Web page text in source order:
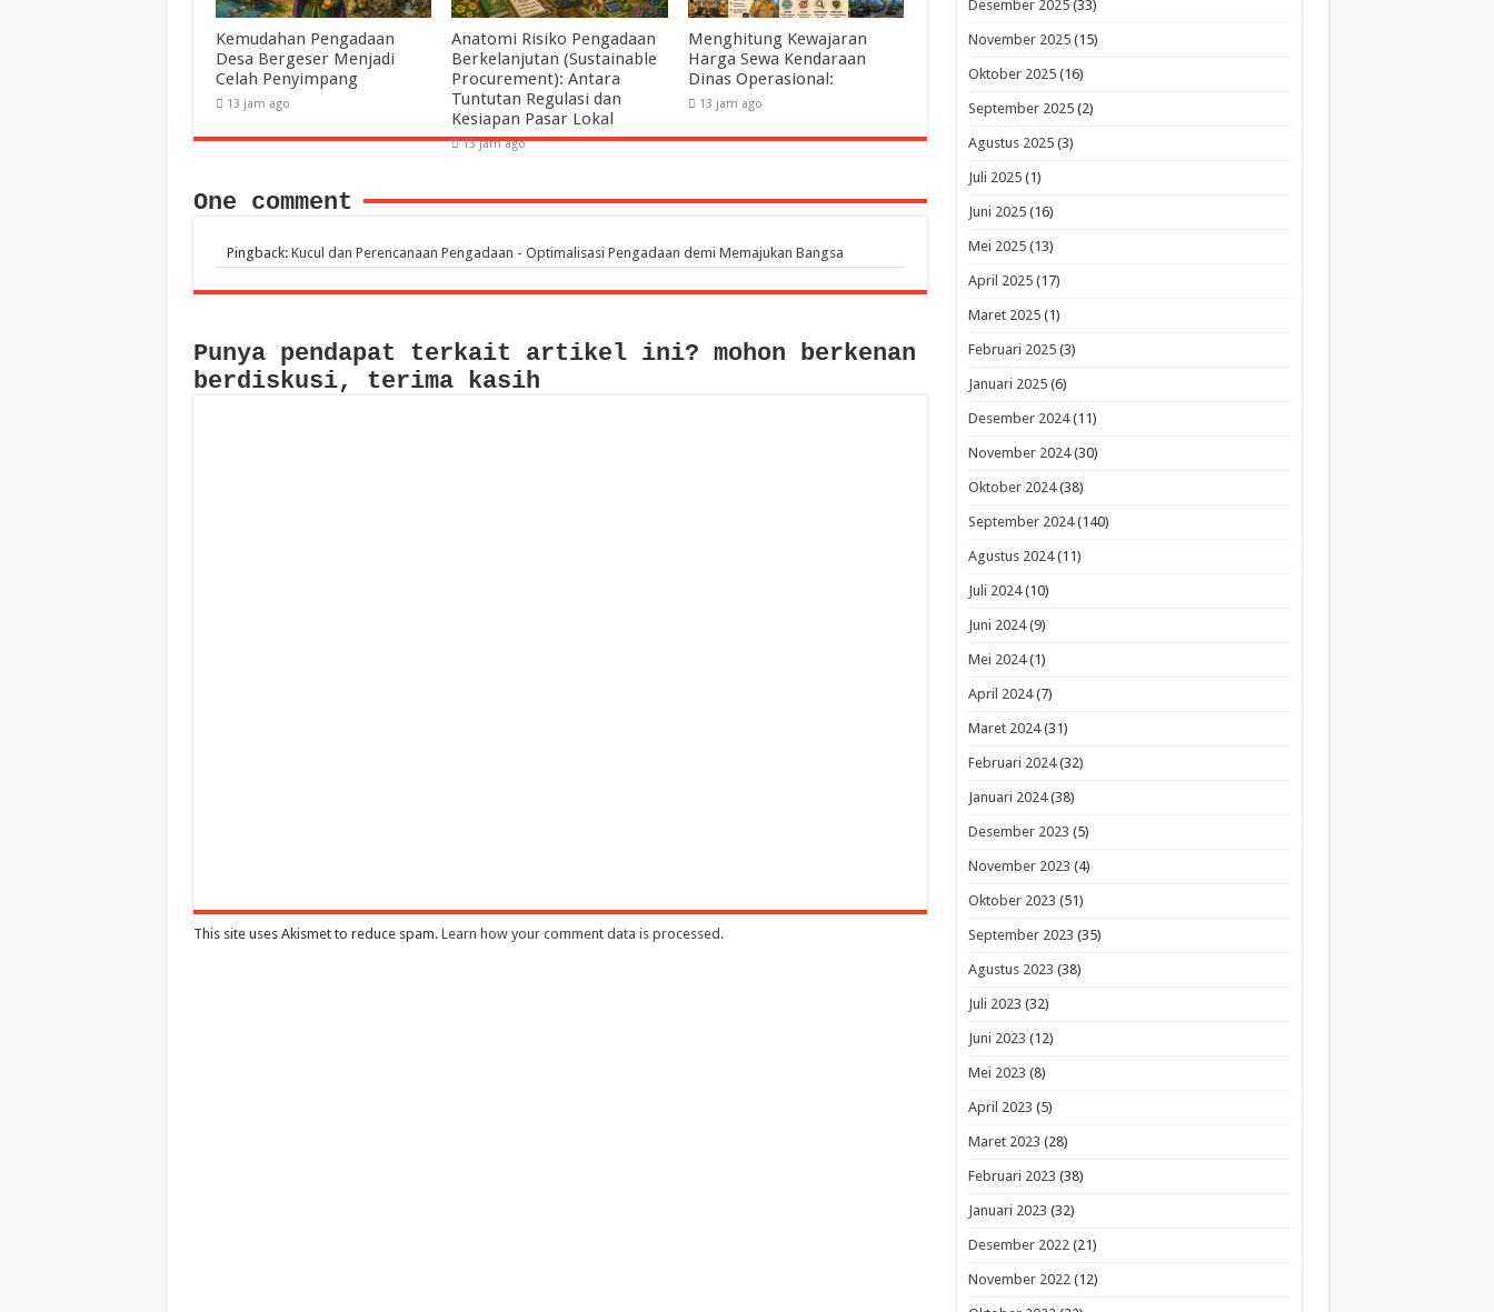
Kemudahan Pengadaan
Desa Bergeser Menjadi
Celah Penyimpang
13 jam ago
Anatomi Risiko Pengadaan
Berkelanjutan (Sustainable
Procurement): Antara
Tuntutan Regulasi dan
Kesiapan Pasar Lokal
13 jam ago
Menghitung Kewajaran
Harga Sewa Kendaraan
Dinas Operasional:
13 jam ago
One comment
Pingback: Kucul dan Perencanaan Pengadaan - Optimalisasi Pengadaan demi Memajukan Bangsa
Punya pendapat terkait artikel ini? mohon berkenan
berdiskusi, terima kasih
This site uses Akismet to reduce spam. Learn how your comment data is processed .
Desember 2025(33)
November 2025(15)
Oktober 2025(16)
September 2025(2)
Agustus 2025(3)
Juli 2025(1)
Juni 2025(16)
Mei 2025(13)
April 2025(17)
Maret 2025(1)
Februari 2025(3)
Januari 2025(6)
Desember 2024(11)
November 2024(30)
Oktober 2024(38)
September 2024(140)
Agustus 2024(11)
Juli 2024(10)
Juni 2024(9)
Mei 2024(1)
April 2024(7)
Maret 2024(31)
Februari 2024(32)
Januari 2024(38)
Desember 2023 (5)
November 2023 (4)
Oktober 2023 (51)
September 2023 (35)
Agustus 2023 (38)
Juli 2023 (32)
Juni 2023 (12)
Mei 2023 (8)
April 2023 (5)
Maret 2023 (28)
Februari 2023 (38)
Januari 2023 (32)
Desember 2022(21)
November 2022(12)